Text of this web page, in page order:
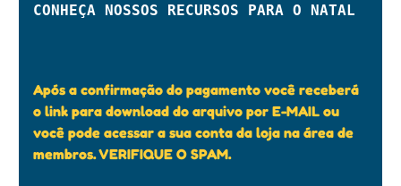
CONHEÇA NOSSOS RECURSOS PARA O NATAL
Após a confirmação do pagamento você receberá
o link para download do arquivo por E-MAIL ou
você pode acessar a sua conta da loja na área de
membros. VERIFIQUE O SPAM.